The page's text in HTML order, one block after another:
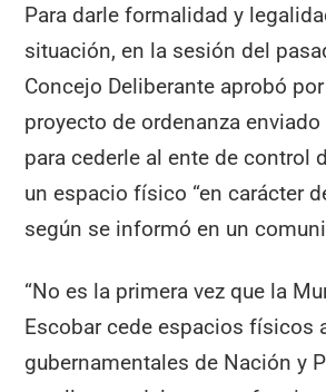
Para darle formalidad y
situación, en la sesión del
Concejo Deliberante aprobó
proyecto de ordenanza
para cederle al ente de control
un espacio físico “en carácter
según se informó en un
“No es la primera vez que la
Escobar cede espacios físicos
gubernamentales de Nación y